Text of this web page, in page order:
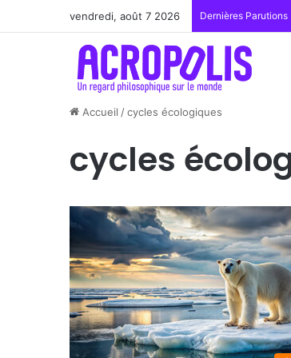
vendredi, août 7 2026 Dernières Parutions
Accueil /cycles écologiques
cycles